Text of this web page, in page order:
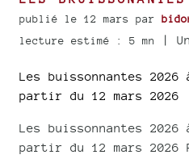
publié le 12 mars par
lecture estimé : 5 mn
|
Les buissonnantes
partir du 12 mars 2026
Les buissonnantes
partir du 12 mars 2026